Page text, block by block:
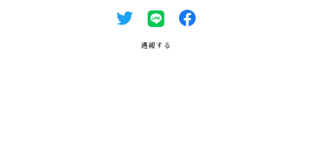
通報する